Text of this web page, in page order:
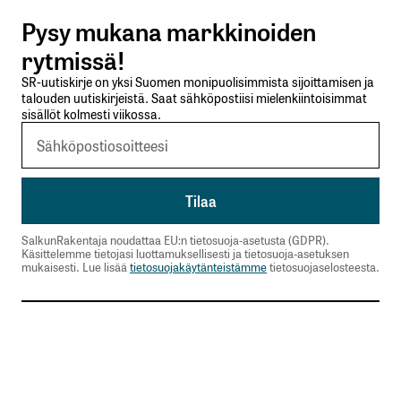
Lähetä kommentti
Pysy mukana markkinoiden
rytmissä!
SR-uutiskirje on yksi Suomen monipuolisimmista sijoittamisen ja
talouden uutiskirjeistä. Saat sähköpostiisi mielenkiintoisimmat
sisällöt kolmesti viikossa.
SalkunRakentaja noudattaa EU:n tietosuoja-asetusta (GDPR).
Käsittelemme tietojasi luottamuksellisesti ja tietosuoja-asetuksen
mukaisesti. Lue lisäätietosuojakäytänteistämmetietosuojaselosteesta.